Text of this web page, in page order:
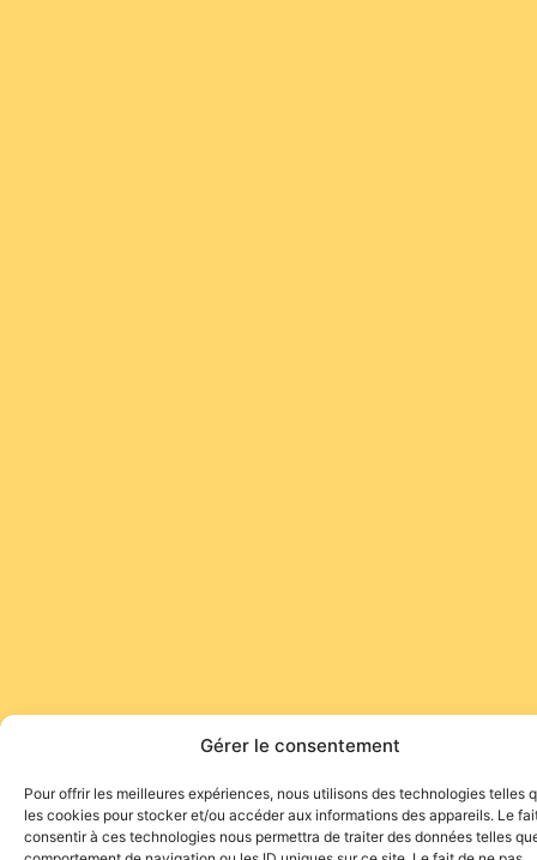
Gérer le consentement
Pour offrir les meilleures expériences, nous utilisons des technologies telles
les cookies pour stocker et/ou accéder aux informations des appareils. Le
consentir à ces technologies nous permettra de traiter des données telles